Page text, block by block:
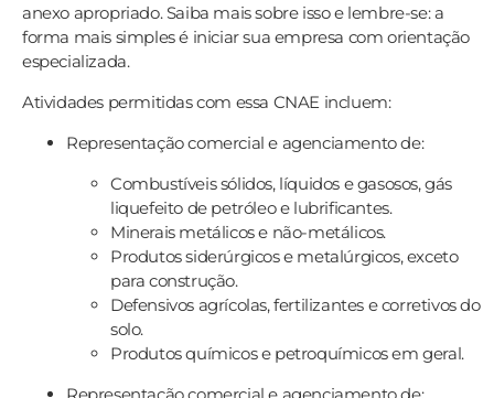
anexo apropriado. Saiba mais sobre isso e lembre-se: a
forma mais simples é iniciar sua empresa com orientação
especializada.
Atividades permitidas com essa CNAE incluem:
Representação comercial e agenciamento de:
Combustíveis sólidos, líquidos e gasosos, gás
liquefeito de petróleo e lubrificantes.
Minerais metálicos e não-metálicos.
Produtos siderúrgicos e metalúrgicos, exceto
para construção.
Defensivos agrícolas, fertilizantes e corretivos do
solo.
Produtos químicos e petroquímicos em geral.